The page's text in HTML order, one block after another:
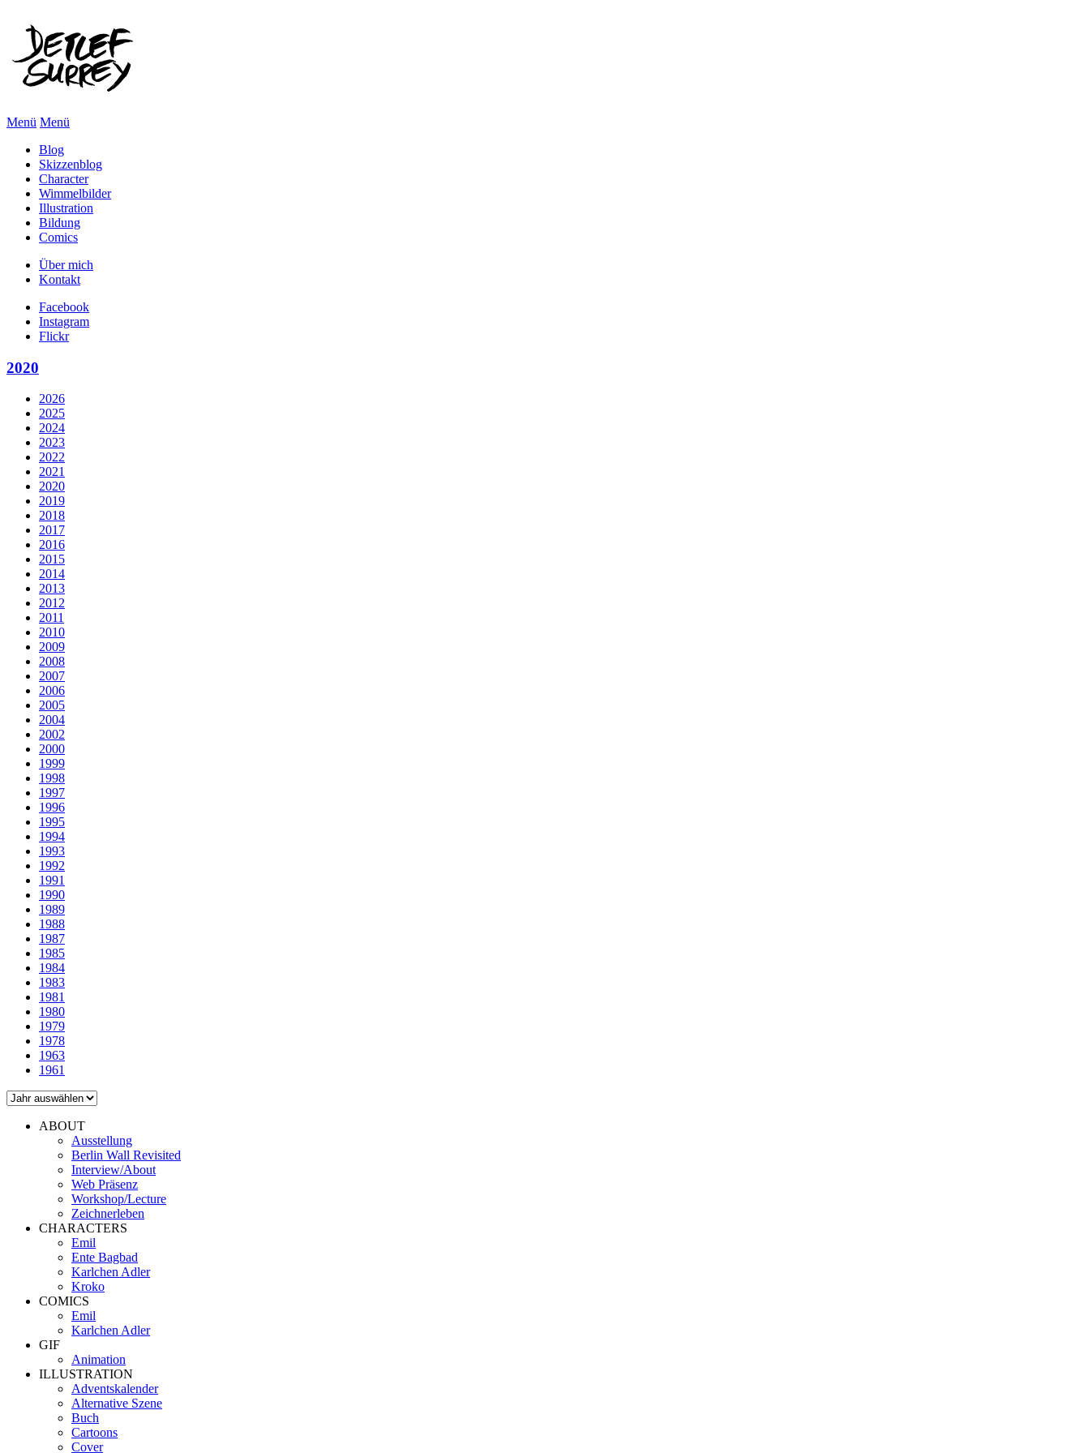
Menü Menü
Blog
Skizzenblog
Character
Wimmelbilder
Illustration
Bildung
Comics
Über mich
Kontakt
Facebook
Instagram
Flickr
2020
2026
2025
2024
2023
2022
2021
2020
2019
2018
2017
2016
2015
2014
2013
2012
2011
2010
2009
2008
2007
2006
2005
2004
2002
2000
1999
1998
1997
1996
1995
1994
1993
1992
1991
1990
1989
1988
1987
1985
1984
1983
1981
1980
1979
1978
1963
1961
ABOUT
Ausstellung
Berlin Wall Revisited
Interview/About
Web Präsenz
Workshop/Lecture
Zeichnerleben
CHARACTERS
Emil
Ente Bagbad
Karlchen Adler
Kroko
COMICS
Emil
Karlchen Adler
GIF
Animation
ILLUSTRATION
Adventskalender
Alternative Szene
Buch
Cartoons
Cover